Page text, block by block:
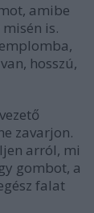
amibe
is.
hosszú,
zavarjon.
arról, mi
gombot, a
falat